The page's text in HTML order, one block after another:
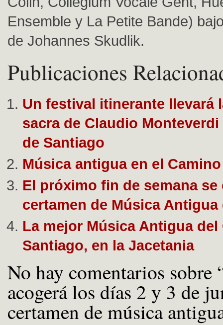
Ensemble y La Petite Bande)
de Johannes Skudlik.
Publicaciones
Un festival itinerante llevará
sacra de Claudio Monteverdi
de Santiago
Música antigua en el
El próximo fin de semana se
certamen de Música Antigua
La mejor Música Antigua del
Santiago, en la Jacetania
No hay comentarios sobre
acogerá los días 2 y 3 de
certamen de música